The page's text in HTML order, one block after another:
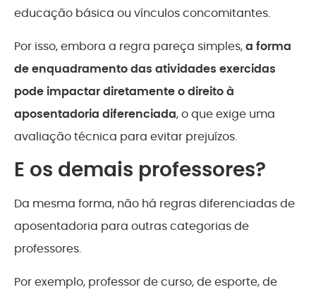
educação básica ou vínculos concomitantes.
Por isso, embora a regra pareça simples,a forma
de enquadramento das atividades exercidas
pode impactar diretamente o direito à
aposentadoria diferenciada, o que exige uma
avaliação técnica para evitar prejuízos.
E os demais professores?
Da mesma forma, não há regras diferenciadas de
aposentadoria para outras categorias de
professores.
Por exemplo, professor de curso, de esporte, de